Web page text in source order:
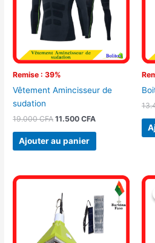
Remise : 39%
Vêtement Amincisseur de
sudation
19.000CFA 11.500CFA
Ajouter au panier